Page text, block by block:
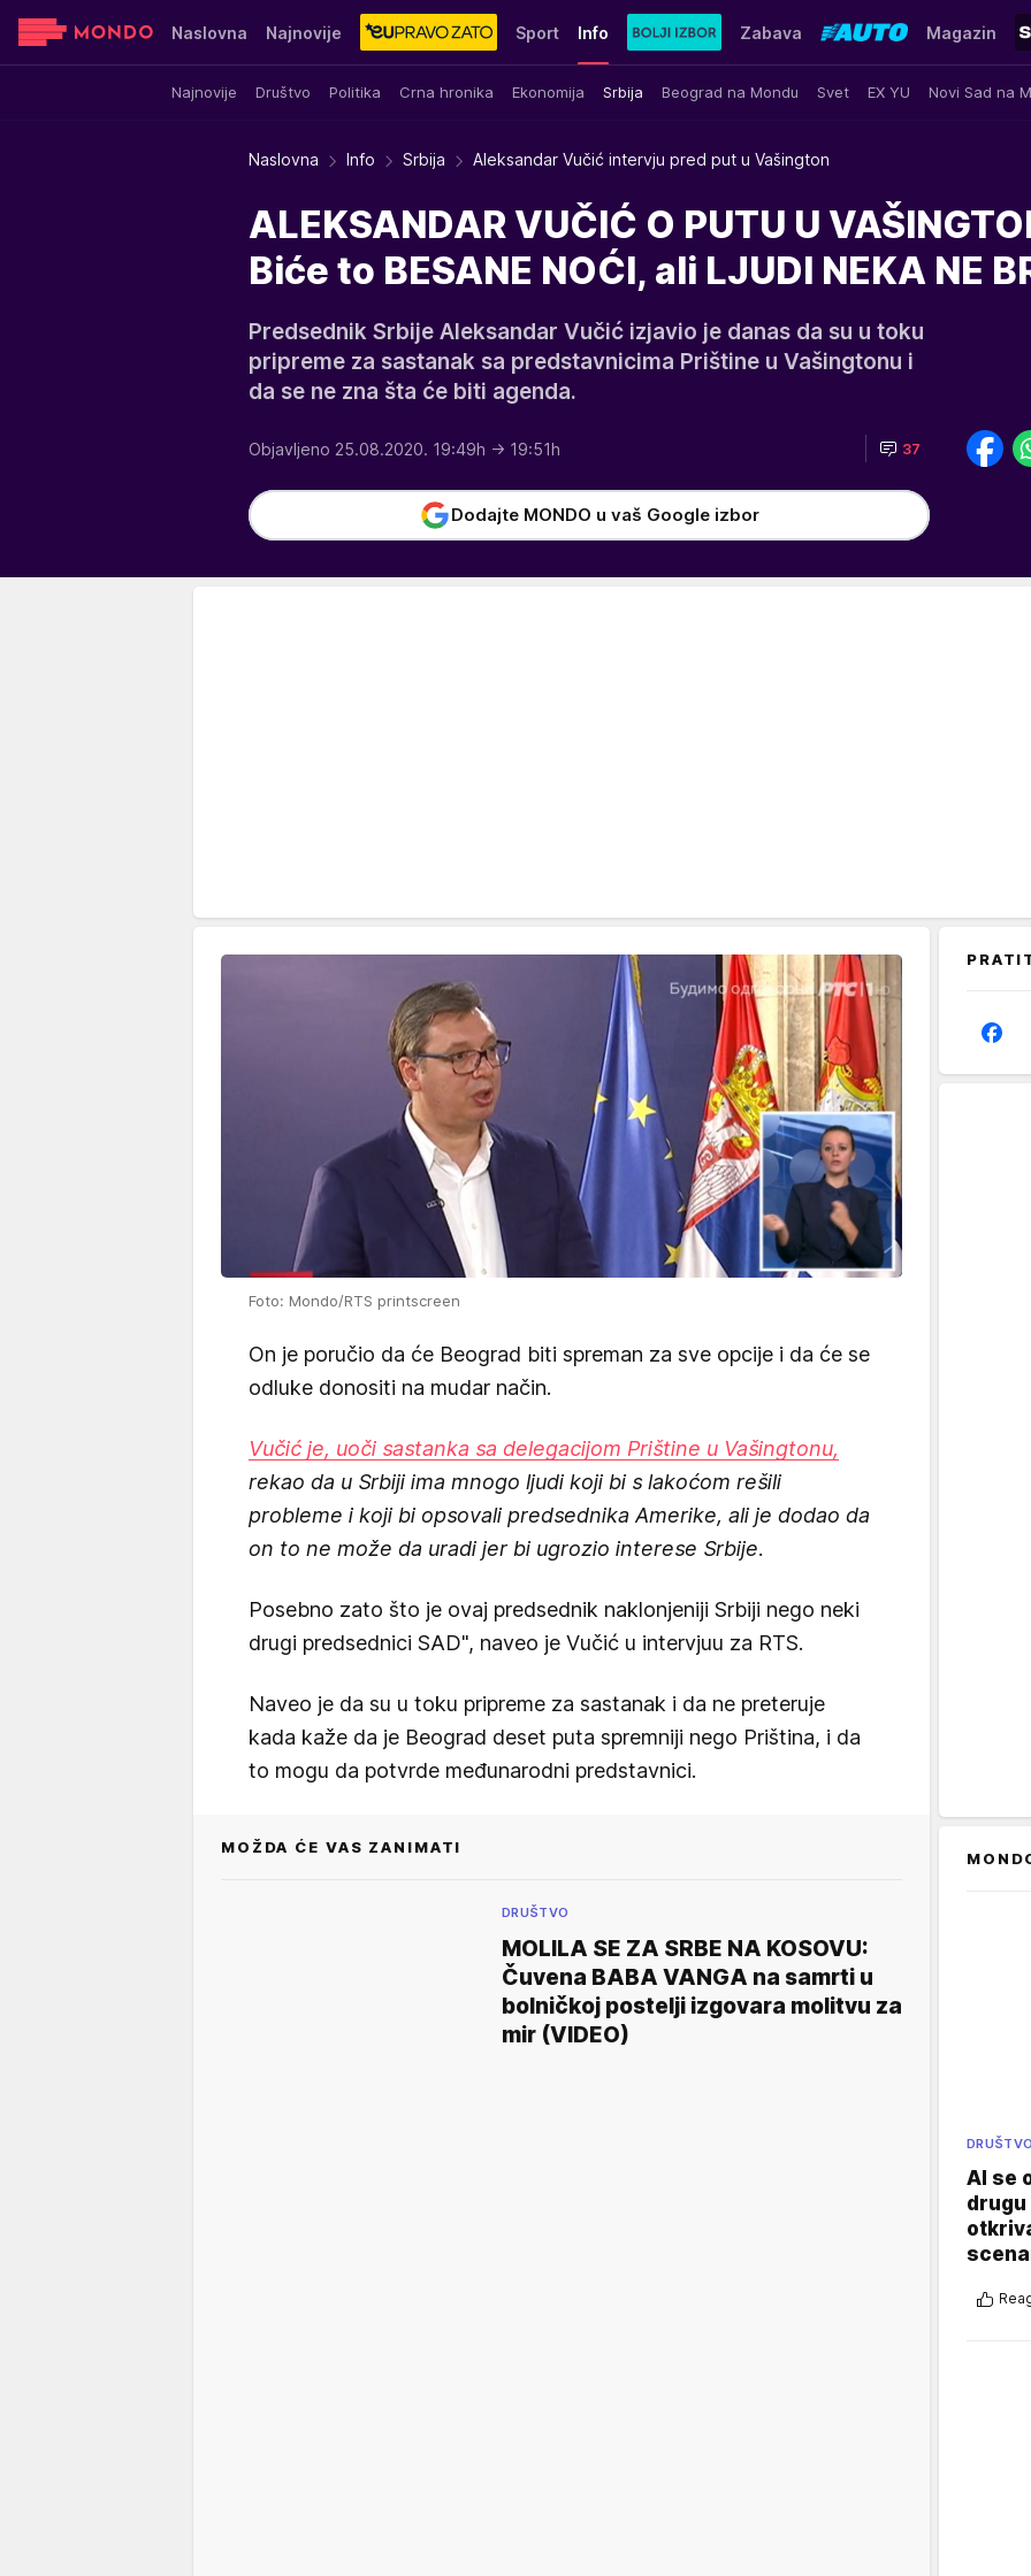
Naslovna Najnovije Sport Info
Najnovije Društvo Politika Crna hronika Ekonomija Srbija Beograd na Mondu Svet EX YU Novi Sad na
Zabava Magazin
Sensa Stvar ukusa Yumama
Naslovna Info Srbija Aleksandar Vučić intervju pred put u Vašington
ALEKSANDAR VUČIĆ O PUTU U
Biće to BESANE NOĆI, ali LJUDI NEKA NE
Predsednik Srbije Aleksandar Vučić izjavio je danas da su u toku
pripreme za sastanak sa predstavnicima Prištine u Vašingtonu i
da se ne zna šta će biti agenda.
Objavljeno 25.08.2020. 19:49h → 19:51h 37
Dodajte MONDO u vaš Google izbor
Foto: Mondo/RTS printscreen
On je poručio da će Beograd biti spreman za sve opcije i da će se
odluke donositi na mudar način.
Vučić je, uoči sastanka sa delegacijom Prištine u Vašingtonu,
rekao da u Srbiji ima mnogo ljudi koji bi s lakoćom rešili
probleme i koji bi opsovali predsednika Amerike, ali je dodao da
on to ne može da uradi jer bi ugrozio interese Srbije.
Posebno zato što je ovaj predsednik naklonjeniji Srbiji nego neki
drugi predsednici SAD", naveo je Vučić u intervjuu za RTS.
Naveo je da su u toku pripreme za sastanak i da ne preteruje
kada kaže da je Beograd deset puta spremniji nego Priština, i da
to mogu da potvrde međunarodni predstavnici.
MOŽDA ĆE VAS ZANIMATI
DRUŠTVO
MOLILA SE ZA SRBE NA KOSOVU:
Čuvena BABA VANGA na samrti u
bolničkoj postelji izgovara molitvu za
mir (VIDEO)
DRUŠTVO
AI se